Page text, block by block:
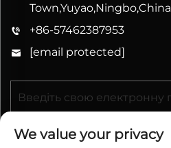
Town,Yuyao,Ningbo,China
+86-57462387953
[email protected]
We value your privacy